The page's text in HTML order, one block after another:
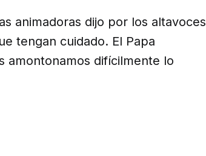
animadoras dijo por los altavoces
tengan cuidado. El Papa
amontonamos difícilmente lo